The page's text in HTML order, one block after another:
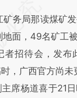
新观点和立场。
务局那读煤矿
面，49名矿工被
招待会，发布
，广西官方尚未
杨道喜于21日